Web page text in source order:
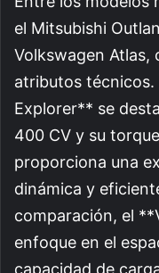
el Mitsubishi
Volkswagen Atlas,
atributos técnicos.
Explorer** se
400 CV y su
proporciona una
dinámica y
comparación, el
enfoque en el
capacidad de